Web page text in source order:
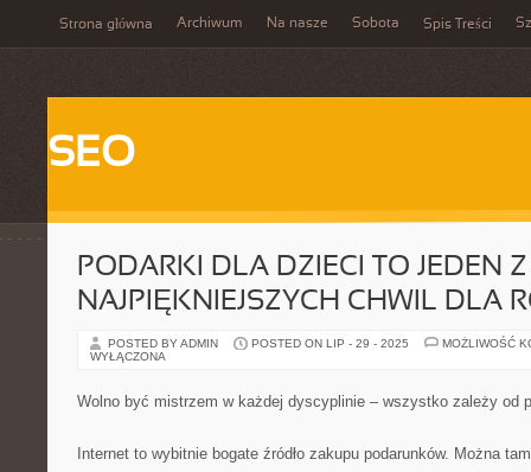
Strona główna Archiwum Na nasze Sobota Spis Treści
SEO
PODARKI DLA DZIECI TO JEDEN Z
NAJPIĘKNIEJSZYCH CHWIL DLA
POSTED BY ADMIN POSTED ON LIP - 29 - 2025
MOŻLIWOŚĆ
WYŁĄCZONA
Wolno być mistrzem w każdej dyscyplinie – wszystko zależy od
Internet to wybitnie bogate źródło zakupu podarunków. Można